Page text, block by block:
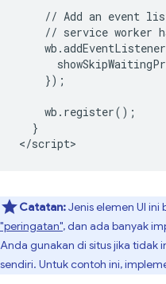
// Add an event
// service worker
    });
    wb.register();
  }
Catatan:Jenis elemen UI
"peringatan", dan ada banyak
Anda gunakan di situs jika tidak
sendiri. Untuk contoh ini,